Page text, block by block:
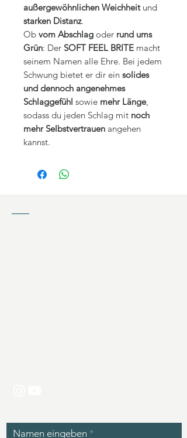
außergewöhnlichen Weichheitund
starken Distanz.
Ob vom Abschlag oder rund ums
Grün: Der SOFT FEEL BRITE macht
seinem Namen alle Ehre. Bei jedem
Schwung bietet er dir ein solides
und dennoch angenehmes
Schlaggefühl sowie mehr Länge,
sodass du jeden Schlag mit noch
mehr Selbstvertrauen angehen
kannst.
Namen eingeben